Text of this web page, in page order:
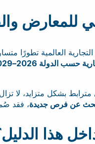
العالمية تطورًا
الدولة 2026–2029
بشكل متزايد، لا تزال
عن فرص جديدة
هذا